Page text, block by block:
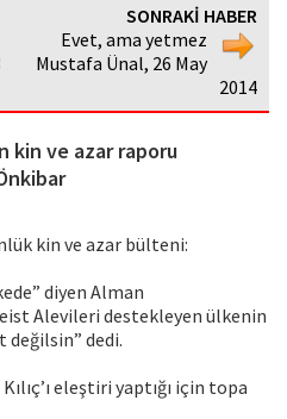
SONRAKİ HABER
Evet, ama yetmez
Mustafa Ünal, 26 May
2014
kin ve azar raporu
kin ve azar bülteni:
diyen Alman
Alevileri destekleyen ülkenin
değilsin” dedi.
eleştiri yaptığı için topa